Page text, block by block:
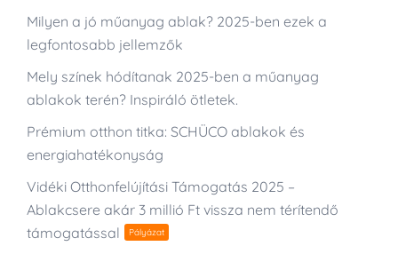
Milyen a jó műanyag ablak? 2025-ben ezek a
legfontosabb jellemzők
Mely színek hódítanak 2025-ben a műanyag
ablakok terén? Inspiráló ötletek.
Prémium otthon titka: SCHÜCO ablakok és
energiahatékonyság
Vidéki Otthonfelújítási Támogatás 2025 –
Ablakcsere akár 3 millió Ft vissza nem térítendő
támogatással
Pályázat